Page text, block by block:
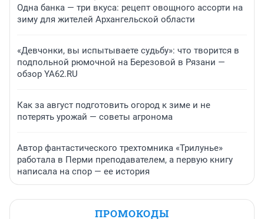
Одна банка — три вкуса: рецепт овощного ассорти на
зиму для жителей Архангельской области
«Девчонки, вы испытываете судьбу»: что творится в
подпольной рюмочной на Березовой в Рязани —
обзор YA62.RU
Как за август подготовить огород к зиме и не
потерять урожай — советы агронома
Автор фантастического трехтомника «Трилунье»
работала в Перми преподавателем, а первую книгу
написала на спор — ее история
ПРОМОКОДЫ